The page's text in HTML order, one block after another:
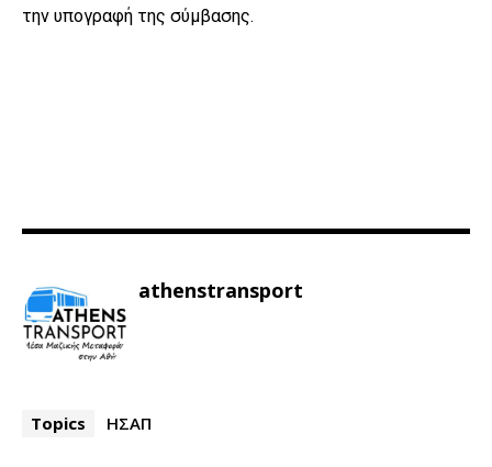
την υπογραφή της σύμβασης.
athenstransport
Topics ΗΣΑΠ